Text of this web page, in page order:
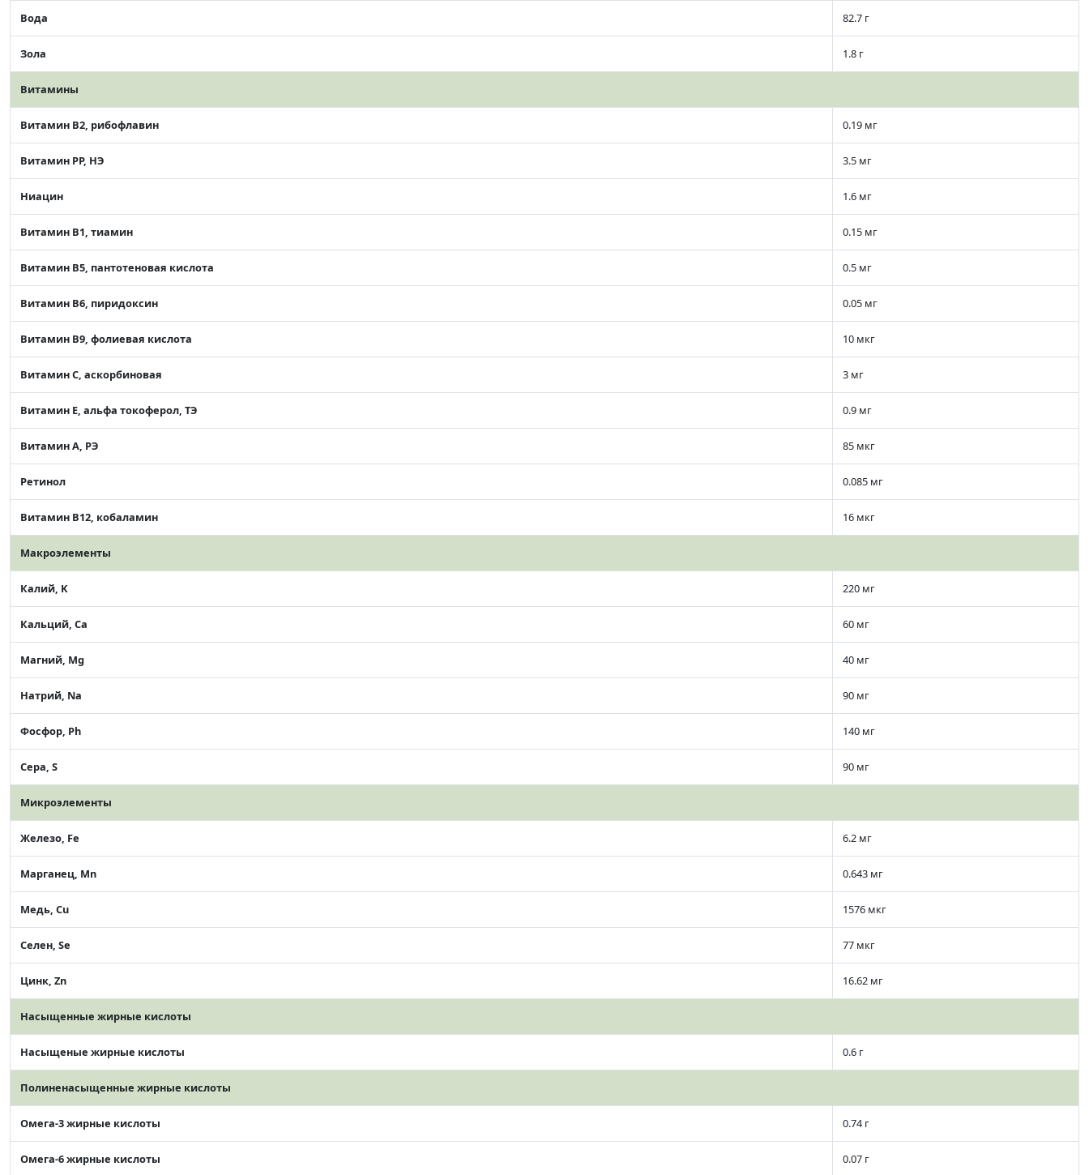
Вода 82.7 г
Зола 1.8 г
Витамины
Витамин В2, рибофлавин 0.19 мг
Витамин РР, НЭ 3.5 мг
Ниацин 1.6 мг
Витамин В1, тиамин 0.15 мг
Витамин В5, пантотеновая кислота 0.5 мг
Витамин В6, пиридоксин 0.05 мг
Витамин В9, фолиевая кислота 10 мкг
Витамин C, аскорбиновая 3 мг
Витамин Е, альфа токоферол, ТЭ 0.9 мг
Витамин А, РЭ 85 мкг
Ретинол 0.085 мг
Витамин В12, кобаламин 16 мкг
Макроэлементы
Калий, K 220 мг
Кальций, Ca 60 мг
Магний, Mg 40 мг
Натрий, Na 90 мг
Фосфор, Ph 140 мг
Сера, S 90 мг
Микроэлементы
Железо, Fe 6.2 мг
Марганец, Mn 0.643 мг
Медь, Cu 1576 мкг
Селен, Se 77 мкг
Цинк, Zn 16.62 мг
Насыщенные жирные кислоты
Насыщеные жирные кислоты 0.6 г
Полиненасыщенные жирные кислоты
Омега-3 жирные кислоты 0.74 г
Омега-6 жирные кислоты 0.07 г